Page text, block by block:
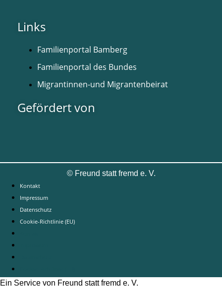
Links
Familienportal Bamberg
Familienportal des Bundes
Migrantinnen-und Migrantenbeirat
Gefördert von
©Freund statt fremd e. V.
Kontakt
Impressum
Datenschutz
Cookie-Richtlinie (EU)
Ein Service von Freund statt fremd e. V.